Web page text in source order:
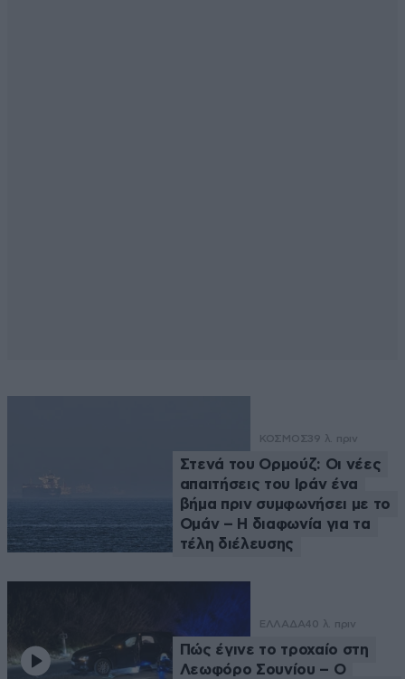
ΚΟΣΜΟΣ39 λ. πριν
Στενά του Ορμούζ: Οι νέες
απαιτήσεις του Ιράν ένα
βήμα πριν συμφωνήσει με το
Ομάν – Η διαφωνία για τα
τέλη διέλευσης
ΕΛΛΑΔΑ40 λ. πριν
Πώς έγινε το τροχαίο στη
Λεωφόρο Σουνίου – Ο